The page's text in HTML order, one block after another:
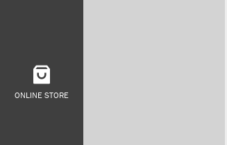
ONLINE STORE